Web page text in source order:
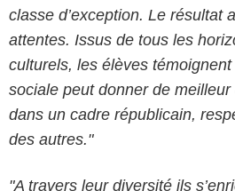
classe d’exception. Le résultat
attentes. Issus de tous les
culturels, les élèves
sociale peut donner de meilleur
dans un cadre républicain,
des autres."
"A travers leur diversité ils